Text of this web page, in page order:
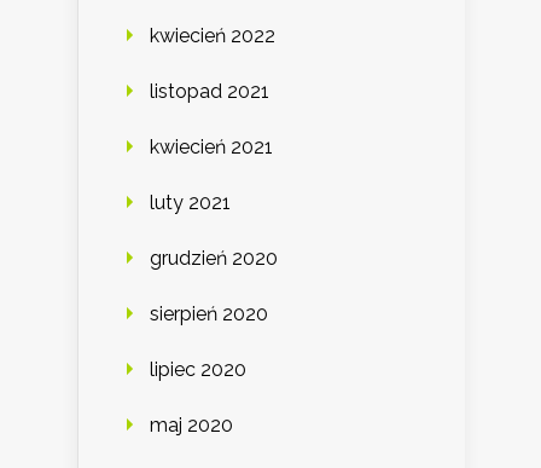
kwiecień 2022
listopad 2021
kwiecień 2021
luty 2021
grudzień 2020
sierpień 2020
lipiec 2020
maj 2020